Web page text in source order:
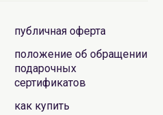
публичная оферта
положение об обращении
подарочных
сертификатов
как купить